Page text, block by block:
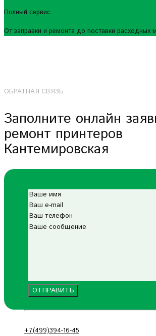
Полный сервис
От заправки и ремонта до поставки расходных
ОБРАТНАЯ СВЯЗЬ
Заполните онлайн
ремонт принтеров
Кантемировская
+7(499)394-16-45